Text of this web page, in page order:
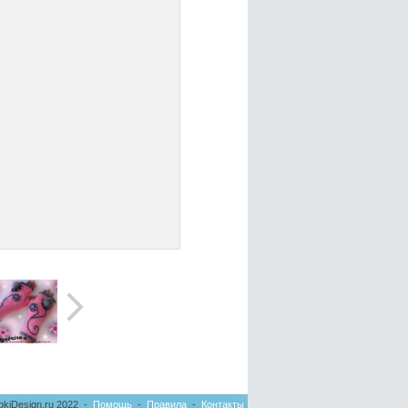
2022 - Помощь - Правила - Контакты